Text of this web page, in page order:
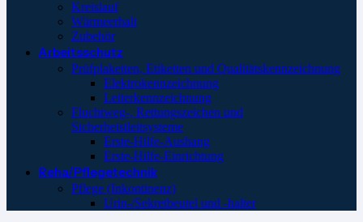
Kreislauf
Wärmeerhalt
Zubehör
Arbeitsschutz
Prüfplaketten, Etiketten und Qualitätskennzeichnung
Elektrokennzeichnung
Leiterkennzeichnung
Fluchtweg-, Rettungszeichen und
Sicherheistleitsysteme
Erste-Hilfe-Aushang
Erste-Hilfe-Einrichtung
Reha/Pflegetechnik
Pflege (Inkontinenz)
Urin-/Sekretbeutel und -halter